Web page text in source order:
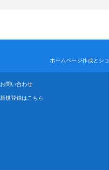
ホームページ作成とシ
お問い合わせ
新規登録はこちら